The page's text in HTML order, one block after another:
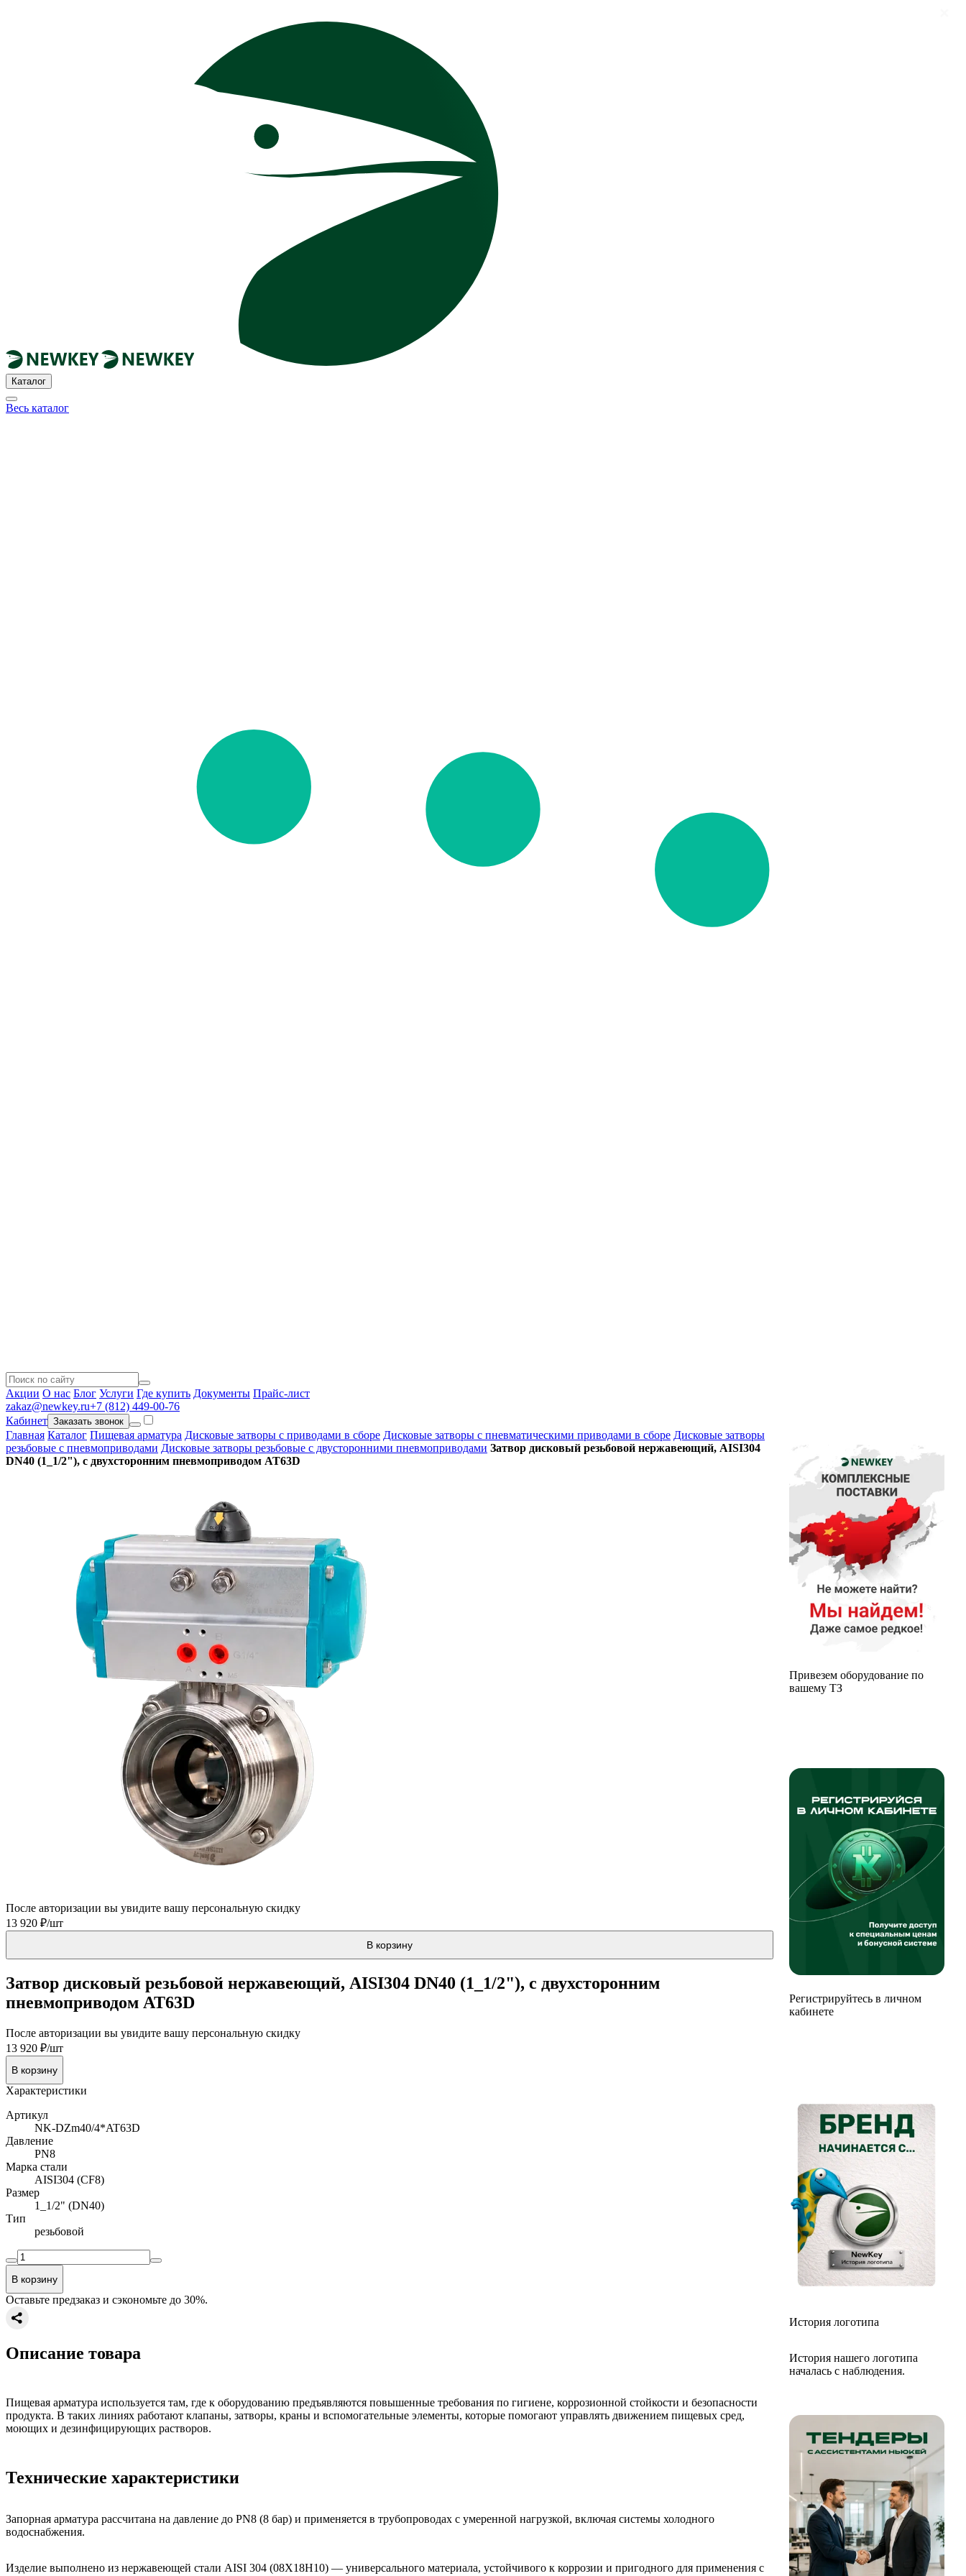
Каталог
Весь каталог
Акции О нас Блог Услуги Где купить Документы Прайс-лист
zakaz@newkey.ru+7 (812) 449-00-76
Кабинет Заказать звонок
Привезем оборудование по
вашему ТЗ
Регистрируйтесь в личном
кабинете
История логотипа
История нашего логотипа
началась с наблюдения.
Главная Каталог Пищевая арматура Дисковые затворы с приводами в сборе Дисковые затворы с пневматическими приводами в сборе Дисковые затворы
резьбовые с пневмоприводами Дисковые затворы резьбовые с двусторонними пневмоприводами Затвор дисковый резьбовой нержавеющий, AISI304
DN40 (1_1/2"), с двухсторонним пневмоприводом AT63D
После авторизации вы увидите вашу персональную скидку
13 920 ₽/шт
В корзину
Затвор дисковый резьбовой нержавеющий, AISI304 DN40 (1_1/2"), с двухсторонним
пневмоприводом AT63D
После авторизации вы увидите вашу персональную скидку
13 920 ₽/шт
В корзину
Характеристики
Артикул
NK-DZm40/4*AT63D
Давление
PN8
Марка стали
AISI304 (CF8)
Размер
1_1/2" (DN40)
Тип
резьбовой
В корзину
Оставьте предзаказ и сэкономьте до 30%.
Описание товара
Пищевая арматура используется там, где к оборудованию предъявляются повышенные требования по гигиене, коррозионной стойкости и безопасности
продукта. В таких линиях работают клапаны, затворы, краны и вспомогательные элементы, которые помогают управлять движением пищевых сред,
моющих и дезинфицирующих растворов.
Технические характеристики
Запорная арматура рассчитана на давление до PN8 (8 бар) и применяется в трубопроводах с умеренной нагрузкой, включая системы холодного
водоснабжения.
Изделие выполнено из нержавеющей стали AISI 304 (08Х18Н10) — универсального материала, устойчивого к коррозии и пригодного для применения с